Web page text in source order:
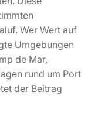
sich Marcel
und
für
in den
etabliert.